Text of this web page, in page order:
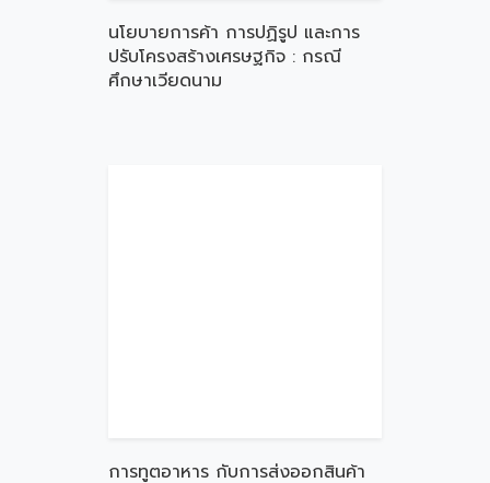
นโยบายการค้า การปฏิรูป และการ
ปรับโครงสร้างเศรษฐกิจ : กรณี
ศึกษาเวียดนาม
การทูตอาหาร กับการส่งออกสินค้า